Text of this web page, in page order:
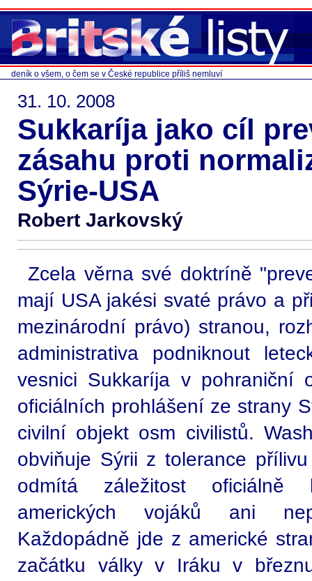
deník o všem, o čem se v České republice příliš nemluví
31. 10. 2008
Sukkaríja jako cíl
zásahu proti
Sýrie-USA
Robert Jarkovský
Zcela věrna své doktríně
mají USA jakési svaté právo a
mezinárodní právo) stranou,
administrativa podniknout
vesnici Sukkaríja v pohraniční
oficiálních prohlášení ze strany
civilní objekt osm civilistů.
obviňuje Sýrii z tolerance
odmítá záležitost oficiálně
amerických vojáků ani
Každopádně jde z americké
začátku války v Iráku v